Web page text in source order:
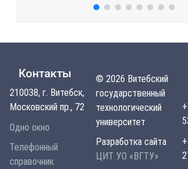
Контакты
210038, г. Витебск,
Московский пр., 72
Одно окно
Телефонный
справочник
© 2026 Витебский
государственный
технологический
университет
Разработка сайта
ЦИТ УО «ВГТУ»